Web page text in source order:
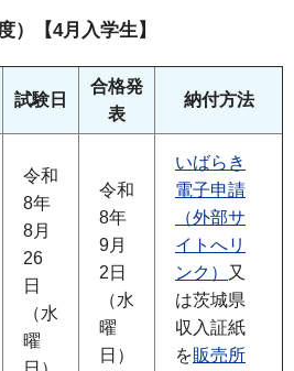
）【4月入学生】
試験日
合格発
表
納付方法
令和
8年
8月
26
日
（水
曜
令和
8年
9月
2日
（水
曜
日）
いばらき
電子申請
（外部サ
イトへリ
ンク）
又
は茨城県
収入証紙
を販売所